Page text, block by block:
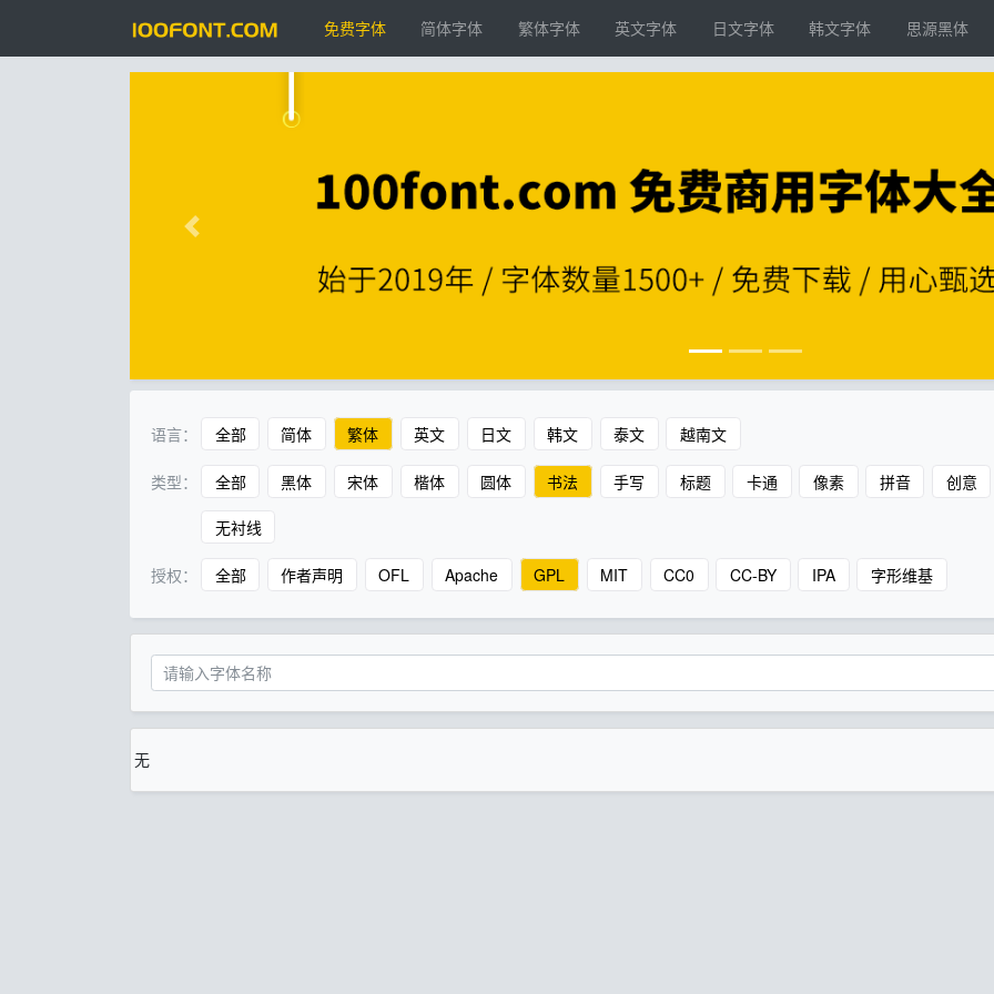
免费字体 简体字体 繁体字体 英文字体 日文字体 韩文字体 思源黑体
语言： 全部 简体 繁体 英文 日文 韩文 泰文 越南文
类型： 全部 黑体 宋体 楷体 圆体 书法 手写 标题 卡通 像素 拼音 创意
无衬线
授权： 全部 作者声明 OFL Apache GPL MIT CC0 CC-BY IPA 字形维基
无